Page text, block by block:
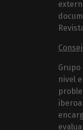
nivel